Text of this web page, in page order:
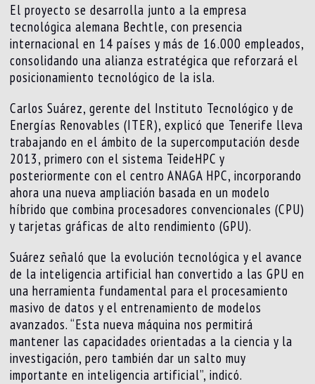
El proyecto se desarrolla junto a la empresa
tecnológica alemana Bechtle, con presencia
internacional en 14 países y más de 16.000 empleados,
consolidando una alianza estratégica que reforzará el
posicionamiento tecnológico de la isla.
Carlos Suárez, gerente del Instituto Tecnológico y de
Energías Renovables (ITER), explicó que Tenerife lleva
trabajando en el ámbito de la supercomputación desde
2013, primero con el sistema TeideHPC y
posteriormente con el centro ANAGA HPC, incorporando
ahora una nueva ampliación basada en un modelo
híbrido que combina procesadores convencionales (CPU)
y tarjetas gráficas de alto rendimiento (GPU).
Suárez señaló que la evolución tecnológica y el avance
de la inteligencia artificial han convertido a las GPU en
una herramienta fundamental para el procesamiento
masivo de datos y el entrenamiento de modelos
avanzados. “Esta nueva máquina nos permitirá
mantener las capacidades orientadas a la ciencia y la
investigación, pero también dar un salto muy
importante en inteligencia artificial”, indicó.